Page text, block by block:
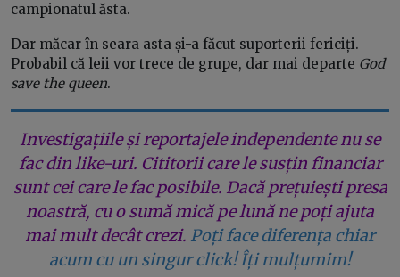
campionatul ăsta.
Dar măcar în seara asta și-a făcut suporterii fericiți.
Probabil că leii vor trece de grupe, dar mai departe God
save the queen.
Investigațiile și reportajele independente nu se
fac din like-uri. Cititorii care le susțin financiar
sunt cei care le fac posibile. Dacă prețuiești presa
noastră, cu o sumă mică pe lună ne poți ajuta
mai mult decât crezi. Poți face diferența chiar
acum cu un singur click! Îți mulțumim!